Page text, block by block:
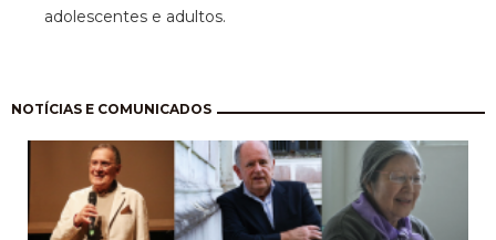
adolescentes e adultos.
NOTÍCIAS E COMUNICADOS
Paginação